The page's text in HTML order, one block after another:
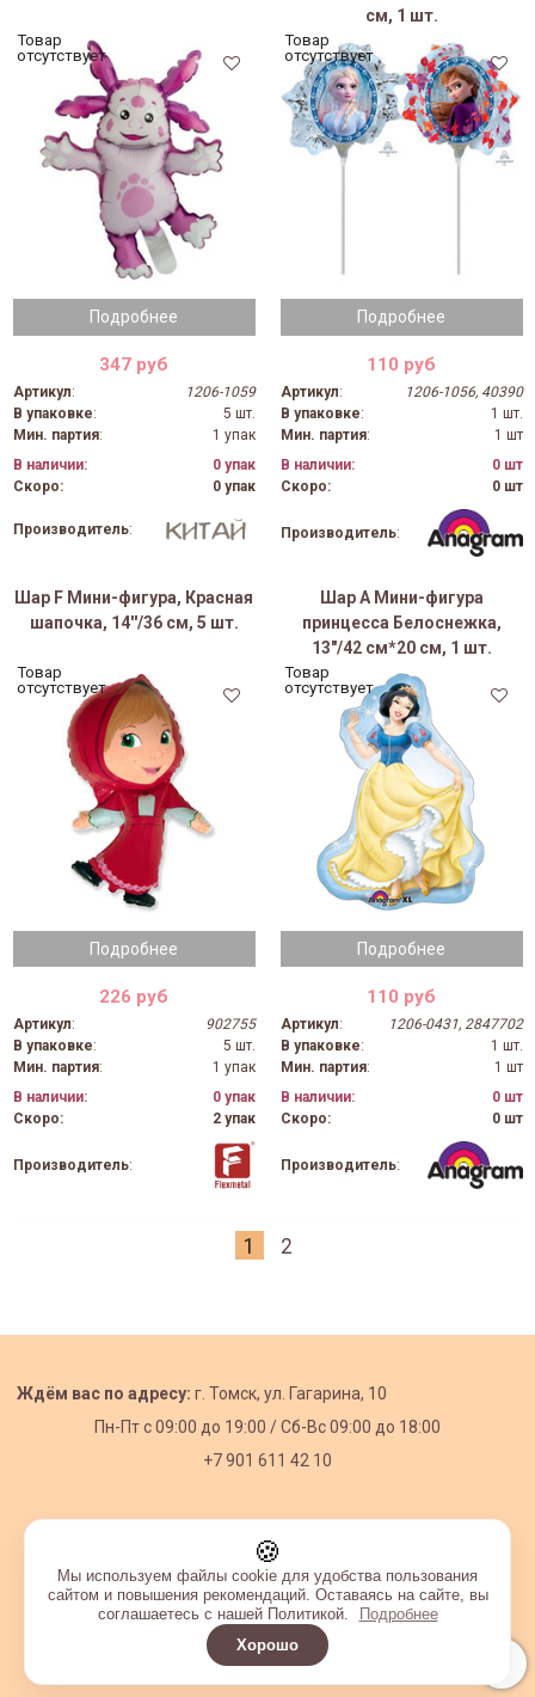
Подробнее
Товар
отсутствует
347 руб
Артикул:
1206-1059
В упаковке:
5 шт.
Мин. партия:
1 упак
В наличии:
0 упак
Скоро:
0 упак
Производитель:
см, 1 шт.
Подробнее
Товар
отсутствует
110 руб
Артикул:
1206-1056, 40390
В упаковке:
1 шт.
Мин. партия:
1 шт
В наличии:
0 шт
Скоро:
0 шт
Производитель:
Шар F Мини-фигура, Красная
шапочка, 14''/36 см, 5 шт.
Подробнее
Товар
отсутствует
226 руб
Артикул:
902755
В упаковке:
5 шт.
Мин. партия:
1 упак
В наличии:
0 упак
Скоро:
2 упак
Производитель:
Шар А Мини-фигура
принцесса Белоснежка,
13"/42 см*20 см, 1 шт.
Подробнее
Товар
отсутствует
110 руб
Артикул:
1206-0431, 2847702
В упаковке:
1 шт.
Мин. партия:
1 шт
В наличии:
0 шт
Скоро:
0 шт
Производитель:
1 2
Ждём вас по адресу: г. Томск, ул. Гагарина, 10
Пн-Пт с09:00 до 19:00 /Сб-Вс 09:00 до 18:00
+7 901 611 42 10
действующие при первом заказе от 3000 рублей.
🍪
Мы используем файлы cookie для удобства пользования
сайтом и повышения рекомендаций. Оставаясь на сайте, вы
соглашаетесь с нашей Политикой.
Подробнее
Хорошо